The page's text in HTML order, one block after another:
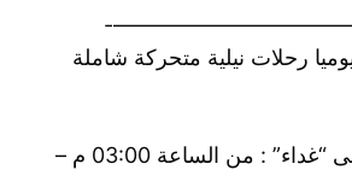
رحلات نيلية متحركة شاملة
الرحلة النيلية الاولى “غداء” : من الساعة 03:00 م –